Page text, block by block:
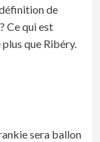
de
Ce qui est
plus que Ribéry.
sera ballon